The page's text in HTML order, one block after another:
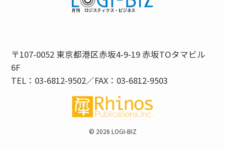
〒107-0052 東京都港区赤坂4-9-19 赤坂TOタマビル
6F
TEL：03-6812-9502／FAX：03-6812-9503
© 2026 LOGI-BIZ